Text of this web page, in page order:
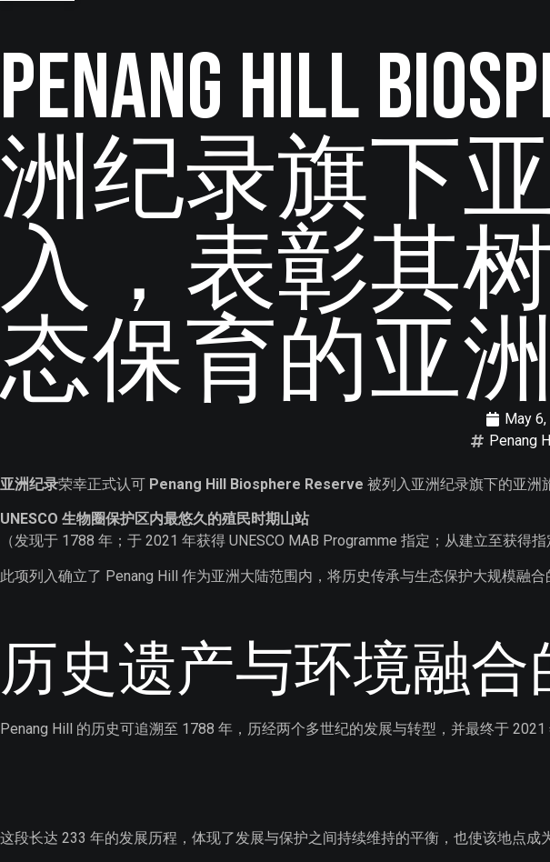
Penang Hill
洲纪录旗下
入，表彰其
态保育的亚
May
Penang
亚洲纪录荣幸正式认可 Penang Hill Biosphere Reserve 被列入亚洲纪录旗下的亚洲
UNESCO 生物圈保护区内最悠久的殖民时期山站
（发现于 1788 年；于 2021 年获得 UNESCO MAB Programme 指定；从建立至获得指
此项列入确立了 Penang Hill 作为亚洲大陆范围内，将历史传承与生态保护大规模融合
历史遗产与环境融合
Penang Hill 的历史可追溯至 1788 年，历经两个多世纪的发展与转型，并最终于 2021
这段长达 233 年的发展历程，体现了发展与保护之间持续维持的平衡，也使该地点